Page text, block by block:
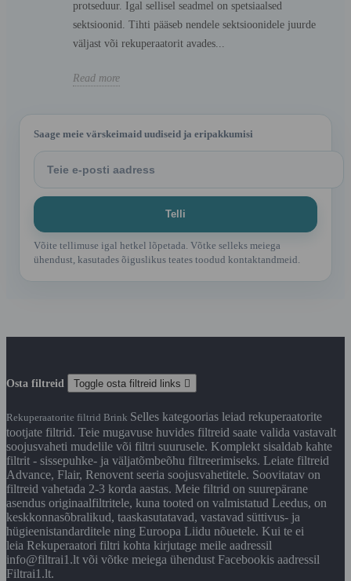
protseduur. Igal sellisel seadmel on spetsiaalsed
sektsioonid. Tihti pääseb nendele sektsioonidele juurde
väljast või rekuperaatorit avades...
Read more
Saage meie värskeimaid uudiseid ja eripakkumisi
Võite tellimuse igal hetkel lõpetada. Võtke selleks meiega
ühendust, kasutades õiguslikus teates toodud kontaktandmeid.
Osta filtreid Toggle osta filtreid links 
Rekuperaatorite filtrid Brink Selles kategoorias leiad rekuperaatorite
tootjate filtrid. Teie mugavuse huvides filtreid saate valida vastavalt
soojusvaheti mudelile või filtri suurusele. Komplekt sisaldab kahte
filtrit - sissepuhke- ja väljatõmbeõhu filtreerimiseks. Leiate filtreid
Advance, Flair, Renovent seeria soojusvahetitele. Soovitatav on
filtreid vahetada 2-3 korda aastas. Meie filtrid on suurepärane
asendus originaalfiltritele, kuna tooted on valmistatud Leedus, on
keskkonnasõbralikud, taaskasutatavad, vastavad süttivus- ja
hügieenistandarditele ning Euroopa Liidu nõuetele. Kui te ei
leia Rekuperaatori filtri kohta kirjutage meile aadressil
info@filtrai1.lt või võtke meiega ühendust Facebookis aadressil
Filtrai1.lt.